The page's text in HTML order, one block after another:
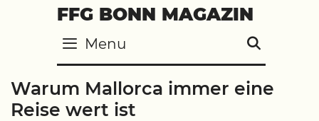
FFG BONN MAGAZIN
Menu
Warum Mallorca immer eine
Reise wert ist